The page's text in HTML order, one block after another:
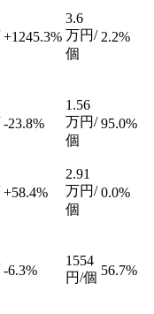
+1245.3%
3.6
万円/
個
2.2%
-23.8%
1.56
万円/
個
95.0%
+58.4%
2.91
万円/
個
0.0%
-6.3%
1554
円/個 56.7%